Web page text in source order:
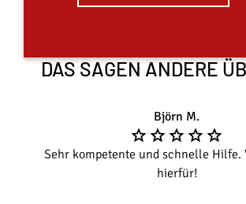
DAS SAGEN ANDERE
Björn M.
Sehr kompetente und schnelle Hilfe.
hierfür!